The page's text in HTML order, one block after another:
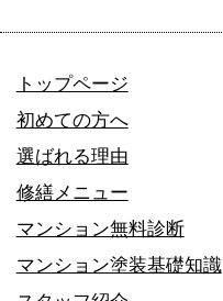
トップページ
初めての方へ
選ばれる理由
修繕メニュー
マンション無料診断
マンション塗装基礎知識